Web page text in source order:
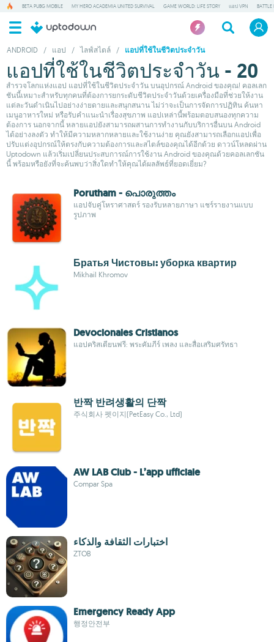
BETA PUBG MOBILE MY HERO ACADEMIA UNITED SURVIVAL GAME WORLD: LIFE STORY แอป VPN BATTLE
ANDROID / แอป / ไลฟ์สไตล์ / แอปที่ใช้ในชีวิตประจำวัน
แอปที่ใช้ในชีวิตประจำวัน - 20
สำรวจโลกแห่งแอป แอปที่ใช้ในชีวิตประจำวัน บนอุปกรณ์ Android ของคุณ! คอลเลก
ชันนี้เหมาะสำหรับทุกคนที่ต้องการยกระดับชีวิตประจำวันด้วยเครื่องมือที่ช่วยให้งาน
แต่ละวันดำเนินไปอย่างง่ายดายและสนุกสนาน ไม่ว่าจะเป็นการจัดการปฏิทิน ค้นหา
เมนูอาหารใหม่ หรือรับคำแนะนำเรื่องสุขภาพ แอปเหล่านี้พร้อมตอบสนองทุกความ
ต้องการ นอกจากนี้ หลายแอปยังสามารถผสานการทำงานกับบริการอื่นบน Android
ได้อย่างลงตัว ทำให้มีความหลากหลายและใช้งานง่าย คุณยังสามารถเลือกแอปเพื่อ
ปรับแต่งอุปกรณ์ให้ตรงกับความต้องการและสไตล์ของคุณได้อีกด้วย ดาวน์โหลดผ่าน
Uptodown แล้วเริ่มเปลี่ยนประสบการณ์การใช้งาน Android ของคุณด้วยคอลเลกชัน
นี้ พร้อมหรือยังที่จะค้นพบว่าสิ่งใดทำให้คุณได้ผลลัพธ์ที่ยอดเยี่ยม?
Porutham - പൊരുത്തം
แอปจับคู่โหราศาสตร์ รองรับหลายภาษา แชร์รายงานแบบ
รูปภาพ
Братья Чистовы: уборка квартир
Mikhail Khromov
Devocionales Cristianos
แอปคริสเตียนฟรี: พระคัมภีร์ เพลง และสื่อเสริมศรัทธา
반짝 반려생활의 단짝
주식회사 펫이지(PetEasy Co., Ltd)
AW LAB Club - L’app ufficiale
Compar Spa
اختبارات الثقافة والذكاء
ZTOB
Emergency Ready App
행정안전부